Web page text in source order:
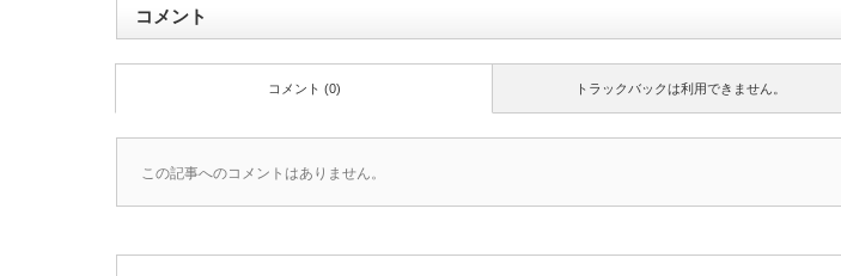
コメント
トラックバックは利用できません。
コメント (0)
この記事へのコメントはありません。